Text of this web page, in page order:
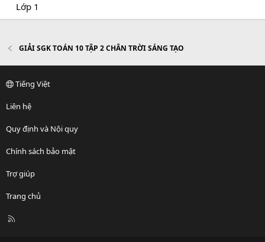
Lớp 1
GIẢI SGK TOÁN 10 TẬP 2 CHÂN TRỜI SÁNG TẠO
Tiếng Việt
Liên hệ
Quy định và Nội quy
Chính sách bảo mật
Trợ giúp
Trang chủ
R